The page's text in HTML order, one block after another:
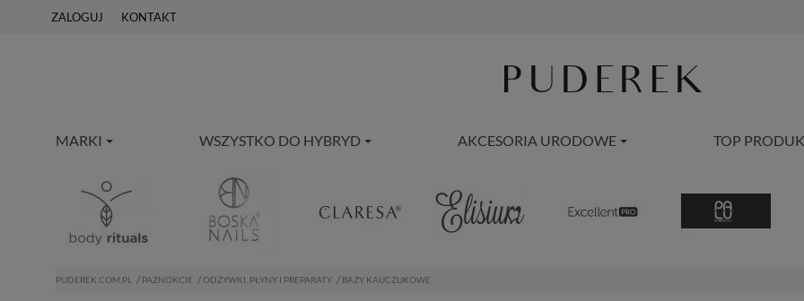
ZALOGUJ KONTAKT
MARKI WSZYSTKO DO HYBRYD AKCESORIA URODOWE TOP
PUDEREK.COM.PL PAZNOKCIE ODŻYWKI, PŁYNY I PREPARATY BAZY KAUCZUKOWE